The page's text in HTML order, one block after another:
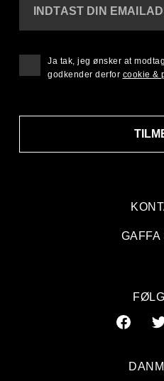
GAFFA
INDTAST DIN
Ja tak, jeg ønsker at
godkender derfor cookie &